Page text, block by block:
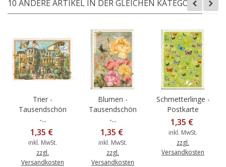
10 ANDERE ARTIKEL IN DER GLEICHEN KATEGORIE:
Trier -
Tausendschön
-...
1,35 €
inkl. MwSt.
zzgl.
Versandkosten
Blumen -
Tausendschön
-...
1,35 €
inkl. MwSt.
zzgl.
Versandkosten
Schmetterlinge -
Postkarte
1,35 €
inkl. MwSt.
zzgl.
Versandkosten